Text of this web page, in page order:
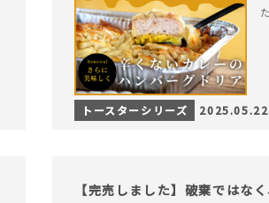
トースターシリーズ 2025.05.22
【完売しました】破棄ではな